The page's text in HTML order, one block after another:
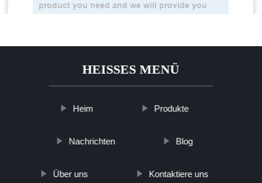
HEISSES MENÜ
Heim Produkte
Nachrichten Blog
Über uns Kontaktiere uns